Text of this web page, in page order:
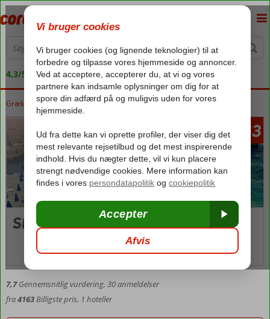
4,3/5 på Trustpilot
Forside
Grækenland Kreta Kreta Stavromenos
fra 4163
Stavromenos
Billeder og video kort
7,7Gennemsnitlig vurdering, 30anmeldelser
fra4163Billigste pris, 1 hoteller